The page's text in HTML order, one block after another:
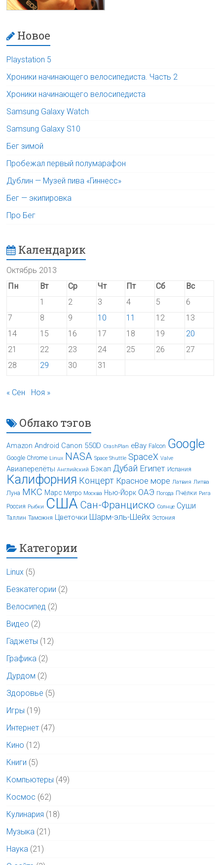
Новое
Playstation 5
Хроники начинающего велосипедиста. Часть 2
Хроники начинающего велосипедиста
Samsung Galaxy Watch
Samsung Galaxy S10
Бег зимой
Пробежал первый полумарафон
Дублин — Музей пива «Гиннесс»
Бег — экипировка
Про Бег
Календарик
Октябрь 2013
Пн
Вт Ср Чт Пт Сб
Вс
1
2 3 4 5
6
7
8 9 10 11 12
13
14
15 16 17 18 19
20
21
22 23 24 25 26
27
28
29 30 31
« Сен Ноя »
Облако тэгов
Amazon Android Canon 550D CrashPlan eBay Falcon Google
Google Chrome Linux NASA Space Shuttle SpaceX Valve
Авиаперелёты Английский Бэкап Дубай Египет Испания
Калифорния Концерт Красное море Латвия Литва
Луна МКС Марс Метро Москва Нью-Йорк ОАЭ Погода Пчёлки Рига
Россия Рыбки США Сан-Франциско Солнце Суши
Таллин Таможня Цветочки Шарм-эль-Шейх Эстония
Категории
Linux (5)
Безкатегории (2)
Велосипед (2)
Видео (2)
Гаджеты (12)
Графика (2)
Дурдом (2)
Здоровье (5)
Игры (19)
Интернет (47)
Кино (12)
Книги (5)
Компьютеры (49)
Космос (62)
Кулинария (18)
Музыка (21)
Наука (21)